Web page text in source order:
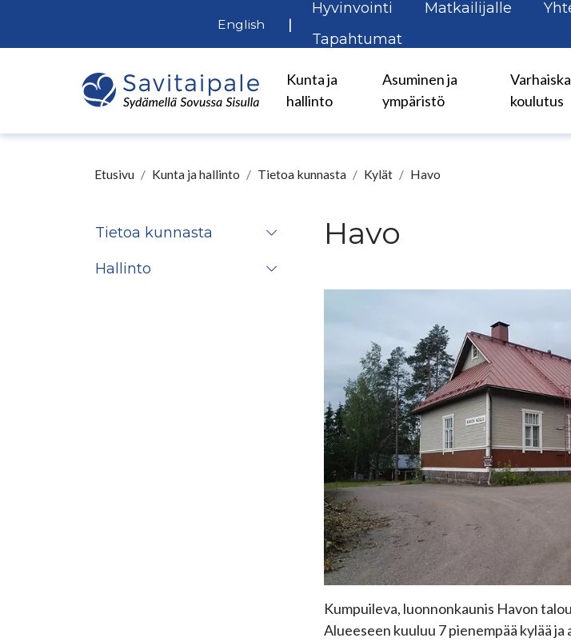
English |
Hyvinvointi Matkailijalle
Tapahtumat
Kunta ja
hallinto
Asuminen ja
ympäristö
koulutus
Etusivu Kunta ja hallinto Tietoa kunnasta Kylät Havo
Tietoa kunnasta
Hallinto
Havo
Kumpuileva, luonnonkaunis Havon
Alueeseen kuuluu 7 pienempää kylää